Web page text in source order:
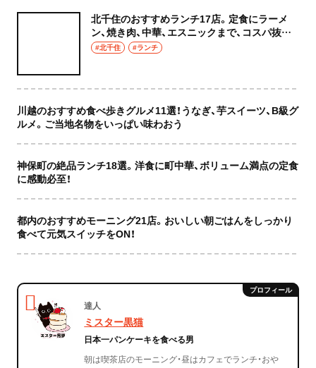
北千住のおすすめランチ17店。定食にラーメ
ン、焼き肉、中華、エスニックまで、コスパ抜群
な店もおしゃれな店も網羅してご紹介！
#北千住 #ランチ
川越のおすすめ食べ歩きグルメ11選！うなぎ、芋スイーツ、B級グ
ルメ。ご当地名物をいっぱい味わおう
神保町の絶品ランチ18選。洋食に町中華、ボリューム満点の定食
に感動必至！
都内のおすすめモーニング21店。おいしい朝ごはんをしっかり
食べて元気スイッチをON！
達人
ミスター黒猫
日本一パンケーキを食べる男
朝は喫茶店のモーニング・昼はカフェでランチ・おや